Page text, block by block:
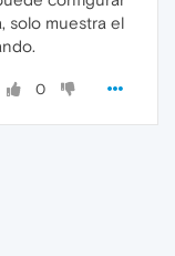
solo muestra el
0